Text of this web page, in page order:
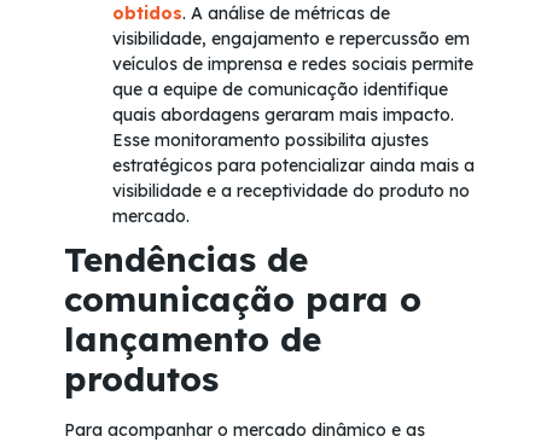
obtidos. A análise de métricas de
visibilidade, engajamento e repercussão em
veículos de imprensa e redes sociais permite
que a equipe de comunicação identifique
quais abordagens geraram mais impacto.
Esse monitoramento possibilita ajustes
estratégicos para potencializar ainda mais a
visibilidade e a receptividade do produto no
mercado.
Tendências de
comunicação para o
lançamento de
produtos
Para acompanhar o mercado dinâmico e as